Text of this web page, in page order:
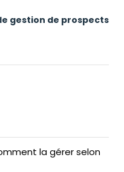
gestion de prospects
la gérer selon